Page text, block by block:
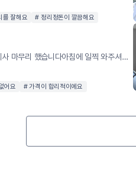
를 잘해요 # 정리정돈이 깔끔해요
완전 신완전 신속하고 빠르게 이사 마무리 했습니다아침에 일찍 와주셔서 열시반도 안됐는데 벌써 다 마무리되었네요!!더운데 빠르게 해주셔서 감사드립니다!다음 이사때도 연락드릴게요~
어요 # 가격이 합리적이에요